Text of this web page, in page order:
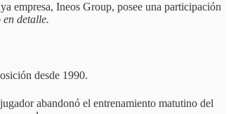
empresa, Ineos Group, posee una participación
detalle.
desde 1990.
abandonó el entrenamiento matutino del